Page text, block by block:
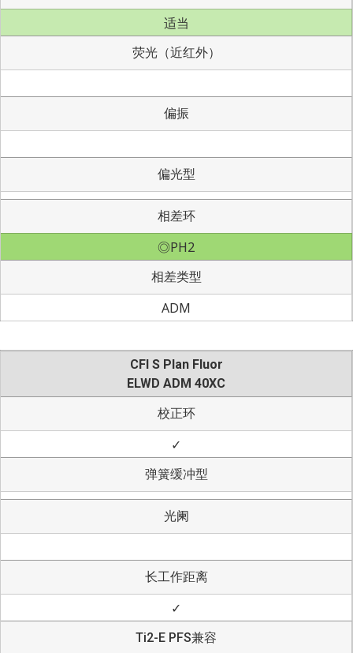
适当
荧光（近红外）
偏振
偏光型
相差环
◎PH2
相差类型
ADM
CFI S Plan Fluor
ELWD ADM 40XC
校正环
✓
弹簧缓冲型
光阑
长工作距离
✓
Ti2-E PFS兼容